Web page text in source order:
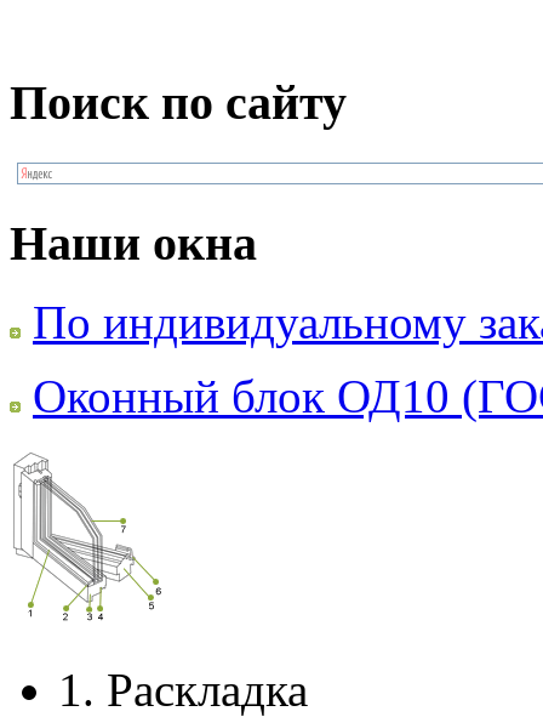
Поиск по сайту
Наши окна
По индивидуальному
Оконный блок ОД10
1. Раскладка